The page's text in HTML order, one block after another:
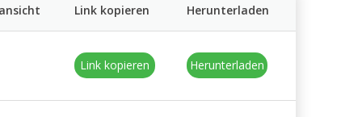
Link kopieren Herunterladen
Link kopieren Herunterladen